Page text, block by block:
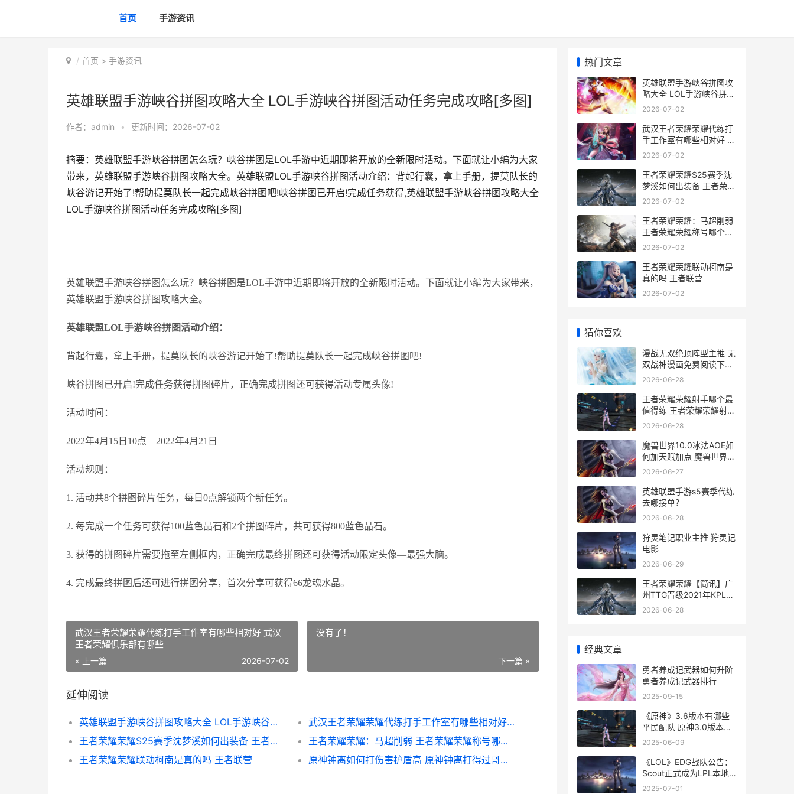
首页 手游资讯
首页 > 手游资讯
英雄联盟手游峡谷拼图攻略大全 LOL手游峡谷拼图活动任务完成攻略[多图]
作者： admin • 更新时间：2026-07-02
摘要：英雄联盟手游峡谷拼图怎么玩？峡谷拼图是LOL手游中近期即将开放的全新限时活动。下面就让小编为大家
带来，英雄联盟手游峡谷拼图攻略大全。英雄联盟LOL手游峡谷拼图活动介绍：背起行囊，拿上手册，提莫队长的
峡谷游记开始了!帮助提莫队长一起完成峡谷拼图吧!峡谷拼图已开启!完成任务获得,英雄联盟手游峡谷拼图攻略大全
LOL手游峡谷拼图活动任务完成攻略[多图]
英雄联盟手游峡谷拼图怎么玩？峡谷拼图是LOL手游中近期即将开放的全新限时活动。下面就让小编为大家带来，
英雄联盟手游峡谷拼图攻略大全。
英雄联盟LOL手游峡谷拼图活动介绍：
背起行囊，拿上手册，提莫队长的峡谷游记开始了!帮助提莫队长一起完成峡谷拼图吧!
峡谷拼图已开启!完成任务获得拼图碎片，正确完成拼图还可获得活动专属头像!
活动时间：
2022年4月15日10点—2022年4月21日
活动规则：
1. 活动共8个拼图碎片任务，每日0点解锁两个新任务。
2. 每完成一个任务可获得100蓝色晶石和2个拼图碎片，共可获得800蓝色晶石。
3. 获得的拼图碎片需要拖至左侧框内，正确完成最终拼图还可获得活动限定头像—最强大脑。
4. 完成最终拼图后还可进行拼图分享，首次分享可获得66龙魂水晶。
武汉王者荣耀荣耀代练打手工作室有哪些相对好 武汉
王者荣耀俱乐部有哪些
« 上一篇 2026-07-02
没有了！
下一篇 »
延伸阅读
英雄联盟手游峡谷拼图攻略大全 LOL手游峡谷拼图活动任务完成攻略[多图]
武汉王者荣耀荣耀代练打手工作室有哪些相对好 武汉王者荣耀俱乐部有哪些
王者荣耀荣耀S25赛季沈梦溪如何出装备 王者荣耀荣耀称号
王者荣耀荣耀：马超削弱 王者荣耀荣耀称号哪个含金量最高
王者荣耀荣耀联动柯南是真的吗 王者联营
原神钟离如何打伤害护盾高 原神钟离打得过哥斯拉吗
热门文章
英雄联盟手游峡谷拼图攻
略大全 LOL手游峡谷拼图
活动任务完成攻略[多图]
2026-07-02
武汉王者荣耀荣耀代练打
手工作室有哪些相对好 武
汉王者荣耀俱乐部有哪些
2026-07-02
王者荣耀荣耀S25赛季沈
梦溪如何出装备 王者荣耀
荣耀称号
2026-07-02
王者荣耀荣耀：马超削弱
王者荣耀荣耀称号哪个含
金量最高
2026-07-02
王者荣耀荣耀联动柯南是
真的吗 王者联营
2026-07-02
猜你喜欢
漫战无双绝顶阵型主推 无
双战神漫画免费阅读下拉
式
2026-06-28
王者荣耀荣耀射手哪个最
值得练 王者荣耀荣耀射手
称号是永久的吗
2026-06-28
魔兽世界10.0冰法AOE如
何加天赋加点 魔兽世界冰
dkwa
2026-06-27
英雄联盟手游s5赛季代练
去哪接单？
2026-06-28
狩灵笔记职业主推 狩灵记
电影
2026-06-29
王者荣耀荣耀【简讯】广
州TTG晋级2021年KPL春
天赛季后赛胜者组 王者荣
2026-06-28
经典文章
勇者养成记武器如何升阶
勇者养成记武器排行
2025-09-15
《原神》3.6版本有哪些
平民配队 原神3.0版本什
么时候更新
2025-06-09
《LOL》EDG战队公告：
Scout正式成为LPL本地
选手 联盟edg战队
2025-07-01